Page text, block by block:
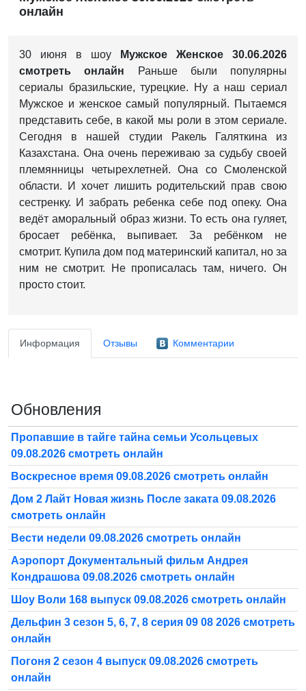
онлайн
30 июня в шоу
Мужское Женское 30.06.2026
смотреть онлайн Раньше были популярны
сериалы бразильские, турецкие. Ну а наш сериал
Мужское и женское самый популярный. Пытаемся
представить себе, в какой мы роли в этом сериале.
Сегодня в нашей студии Ракель Галяткина из
Казахстана. Она очень переживаю за судьбу своей
племянницы четырехлетней. Она со Смоленской
области. И хочет лишить родительский прав свою
сестренку. И забрать ребенка себе под опеку. Она
ведёт аморальный образ жизни. То есть она гуляет,
бросает ребёнка, выпивает. За ребёнком не
смотрит. Купила дом под материнский капитал, но за
ним не смотрит. Не прописалась там, ничего. Он
просто стоит.
Информация Отзывы Комментарии
Обновления
Пропавшие в тайге тайна семьи Усольцевых
09.08.2026 смотреть онлайн
Воскресное время 09.08.2026 смотреть онлайн
Дом 2 Лайт Новая жизнь После заката 09.08.2026
смотреть онлайн
Вести недели 09.08.2026 смотреть онлайн
Аэропорт Документальный фильм Андрея
Кондрашова 09.08.2026 смотреть онлайн
Шоу Воли 168 выпуск 09.08.2026 смотреть онлайн
Дельфин 3 сезон 5, 6, 7, 8 серия 09 08 2026 смотреть
онлайн
Погоня 2 сезон 4 выпуск 09.08.2026 смотреть
онлайн